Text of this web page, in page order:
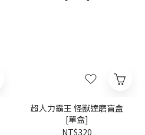
超人力霸王 怪獸達磨盲盒
[單盒]
NT$320